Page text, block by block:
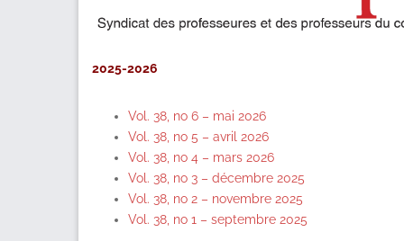
2025-2026
Vol. 38, no 6 – mai 2026
Vol. 38, no 5 – avril 2026
Vol. 38, no 4 – mars 2026
Vol. 38, no 3 – décembre 2025
Vol. 38, no 2 – novembre 2025
Vol. 38, no 1 – septembre 2025